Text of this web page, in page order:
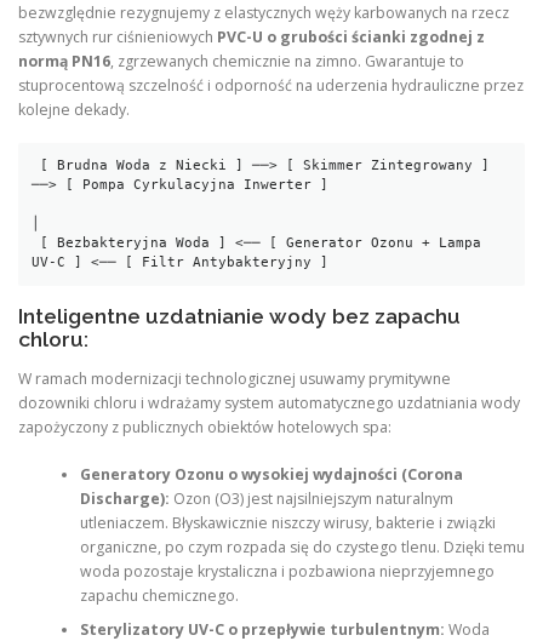
bezwzględnie rezygnujemy z elastycznych węży karbowanych na rzecz
sztywnych rur ciśnieniowych PVC-U o grubości ścianki zgodnej z
normą PN16, zgrzewanych chemicznie na zimno. Gwarantuje to
stuprocentową szczelność i odporność na uderzenia hydrauliczne przez
kolejne dekady.
──> [ Pompa Cyrkulacyjna Inwerter ]
Inteligentne uzdatnianie wody bez zapachu
chloru:
W ramach modernizacji technologicznej usuwamy prymitywne
dozowniki chloru i wdrażamy system automatycznego uzdatniania wody
zapożyczony z publicznych obiektów hotelowych spa:
Generatory Ozonu o wysokiej wydajności (Corona
Discharge): Ozon (O3​) jest najsilniejszym naturalnym
utleniaczem. Błyskawicznie niszczy wirusy, bakterie i związki
organiczne, po czym rozpada się do czystego tlenu. Dzięki temu
woda pozostaje krystaliczna i pozbawiona nieprzyjemnego
zapachu chemicznego.
Sterylizatory UV-C o przepływie turbulentnym: Woda